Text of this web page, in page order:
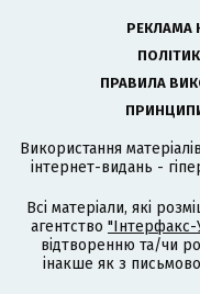
РЕКЛАМА
ПРАВИЛА
Використання
інтернет-видань -
Всі матеріали, які
агентство "Інтерфакс-
відтворенню та/чи
інакше як з